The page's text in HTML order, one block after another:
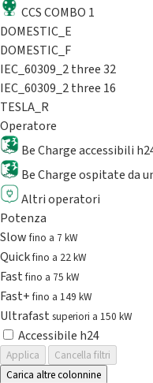
CCS COMBO 1
DOMESTIC_E
DOMESTIC_F
IEC_60309_2 three 32
IEC_60309_2 three 16
TESLA_R
Operatore
Be Charge accessibili
Be Charge ospitate da
Altri operatori
Potenza
Slowfino a 7 kW
Quickfino a 22 kW
Fastfino a 75 kW
Fast+fino a 149 kW
Ultrafast superiori a 150 kW
Accessibile h24
Applica
Cancella filtri
Carica altre colonnine